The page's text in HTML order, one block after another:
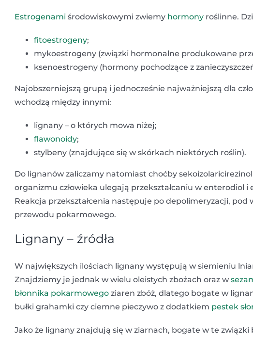
Estrogenami środowiskowymi zwiemy hormony roślinne.
fitoestrogeny;
mykoestrogeny (związki hormonalne produkowane
ksenoestrogeny (hormony pochodzące z
Najobszerniejszą grupą i jednocześnie najważniejszą dla
wchodzą między innymi:
lignany – o których mowa niżej;
flawonoidy;
stylbeny (znajdujące się w skórkach niektórych roślin).
Do lignanów zaliczamy natomiast choćby
organizmu człowieka ulegają przekształcaniu w enterodiol
Reakcja przekształcenia następuje po depolimeryzacji, pod
przewodu pokarmowego.
Lignany – źródła
W największych ilościach lignany występują w siemieniu
Znajdziemy je jednak w wielu oleistych zbożach oraz w
błonnika pokarmowego ziaren zbóż, dlatego bogate w
bułki grahamki czy ciemne pieczywo z dodatkiem pestek
Jako że lignany znajdują się w ziarnach, bogate w te związki